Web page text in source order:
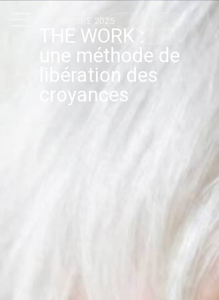
Prendre rendez-vous
11 OCTOBRE 2025
THE WORK :
une méthode de
libération des
croyances